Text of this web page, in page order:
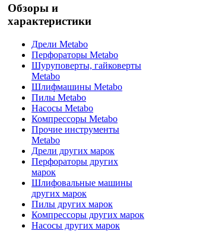
Обзоры и
характеристики
Дрели Metabo
Перфораторы Metabo
Шуруповерты, гайковерты
Metabo
Шлифмашины Metabo
Пилы Metabo
Насосы Metabo
Компрессоры Metabo
Прочие инструменты
Metabo
Дрели других марок
Перфораторы других
марок
Шлифовальные машины
других марок
Пилы других марок
Компрессоры других марок
Насосы других марок